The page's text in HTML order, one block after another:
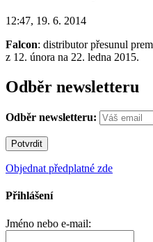
12:47, 19. 6. 2014
Falcon: distributor přesunul
z 12. února na 22. ledna 2015.
Odběr newsletteru
Odběr newsletteru:
Objednat předplatné zde
Přihlášení
Jméno nebo e-mail: